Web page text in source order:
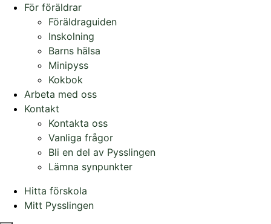
För föräldrar
Föräldraguiden
Inskolning
Barns hälsa
Minipyss
Kokbok
Arbeta med oss
Kontakt
Kontakta oss
Vanliga frågor
Bli en del av Pysslingen
Lämna synpunkter
Hitta förskola
Mitt Pysslingen